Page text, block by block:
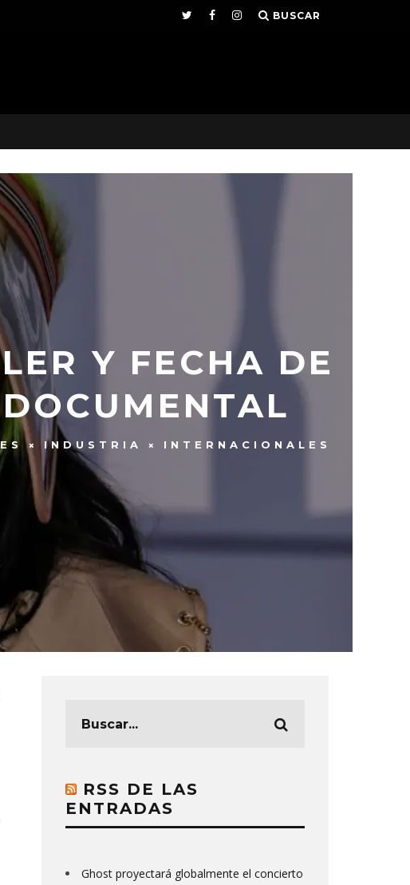
BUSCAR
Y FECHA DE
INDUSTRIA
INTERNACIONALES
RSS DE LAS
ENTRADAS
Ghost proyectará globalmente el concierto